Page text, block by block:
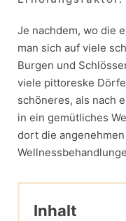
Je nachdem, wo die
man sich auf viele
Burgen und
viele pittoreske
schöneres, als nach
in ein gemütliches
dort die
Inhalt